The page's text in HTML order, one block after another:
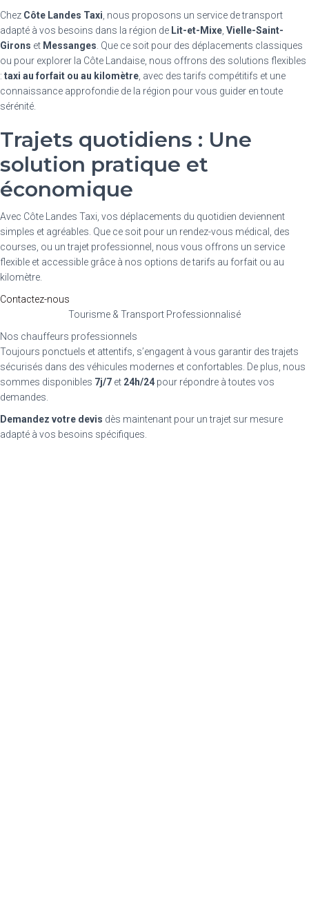
Chez Côte Landes Taxi, nous proposons un service de transport
adapté à vos besoins dans la région de Lit-et-Mixe, Vielle-Saint-
Girons et Messanges. Que ce soit pour des déplacements classiques
ou pour explorer la Côte Landaise, nous offrons des solutions flexibles
: taxi au forfait ou au kilomètre, avec des tarifs compétitifs et une
connaissance approfondie de la région pour vous guider en toute
sérénité.
Trajets quotidiens : Une
solution pratique et
économique
Avec Côte Landes Taxi, vos déplacements du quotidien deviennent
simples et agréables. Que ce soit pour un rendez-vous médical, des
courses, ou un trajet professionnel, nous vous offrons un service
flexible et accessible grâce à nos options de tarifs au forfait ou au
kilomètre.
Contactez-nous
Tourisme & Transport Professionnalisé
Nos chauffeurs professionnels
Toujours ponctuels et attentifs, s’engagent à vous garantir des trajets
sécurisés dans des véhicules modernes et confortables. De plus, nous
sommes disponibles 7j/7 et 24h/24 pour répondre à toutes vos
demandes.
Demandez votre devis dès maintenant pour un trajet sur mesure
adapté à vos besoins spécifiques.